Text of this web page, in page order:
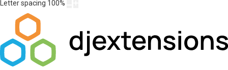
Letter spacing 100%